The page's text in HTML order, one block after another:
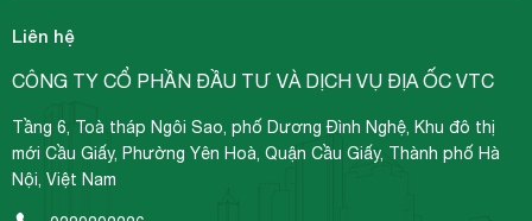
Liên hệ
CÔNG TY CỔ PHẦN ĐẦU TƯ VÀ DỊCH VỤ ĐỊA ỐC VTC
Tầng 6, Toà tháp Ngôi Sao, phố Dương Đình Nghệ, Khu đô thị
mới Cầu Giấy, Phường Yên Hoà, Quận Cầu Giấy, Thành phố Hà
Nội, Việt Nam